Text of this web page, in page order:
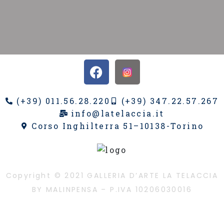
(+39) 011.56.28.220
(+39) 347.22.57.267
info@latelaccia.it
Corso Inghilterra 51–10138-Torino
Copyright © 2021 GALLERIA D’ARTE LA TELACCIA
BY MALINPENSA – P.IVA 10206030016